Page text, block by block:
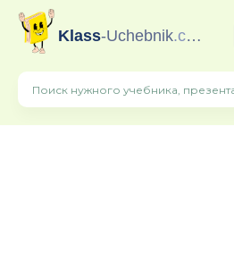
Klass-Uchebnik.com